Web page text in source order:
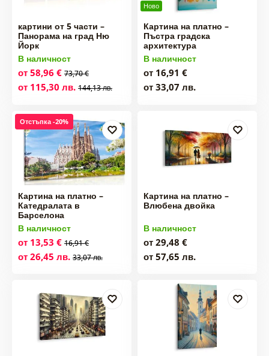
картини от 5 части –
Панорама на град Ню
Йорк
В наличност
от 58,96 € 73,70 €
от 115,30 лв. 144,13 лв.
Ново
Картина на платно –
Пъстра градска
архитектура
В наличност
от 16,91 €
от 33,07 лв.
Отстъпка -20%
Картина на платно –
Катедралата в
Барселона
В наличност
от 13,53 € 16,91 €
от 26,45 лв. 33,07 лв.
Картина на платно –
Влюбена двойка
В наличност
от 29,48 €
от 57,65 лв.